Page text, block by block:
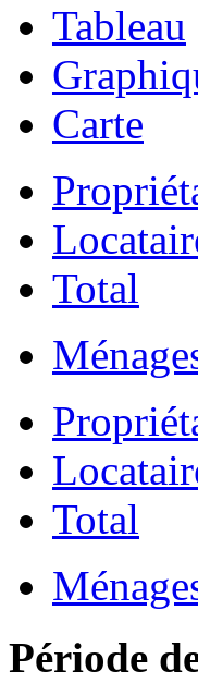
Tableau
Carte
Total
Total
Période